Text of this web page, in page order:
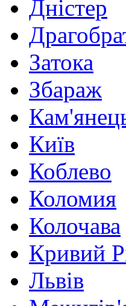
Дністер
Затока
Збараж
Київ
Коблево
Коломия
Колочава
Кривий
Львів